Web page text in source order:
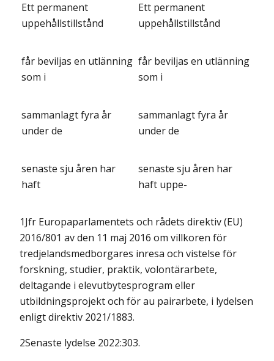
Ett permanent
uppehållstillstånd
Ett permanent
uppehållstillstånd
får beviljas en utlänning
som i
får beviljas en utlänning
som i
sammanlagt fyra år
under de
sammanlagt fyra år
under de
senaste sju åren har
haft
senaste sju åren har
haft uppe-
1Jfr Europaparlamentets och rådets direktiv (EU)
2016/801 av den 11 maj 2016 om villkoren för
tredjelandsmedborgares inresa och vistelse för
forskning, studier, praktik, volontärarbete,
deltagande i elevutbytesprogram eller
utbildningsprojekt och för au pairarbete, i lydelsen
enligt direktiv 2021/1883.
2Senaste lydelse 2022:303.